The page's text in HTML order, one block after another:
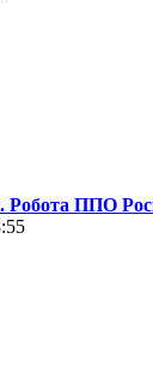
Робота ППО